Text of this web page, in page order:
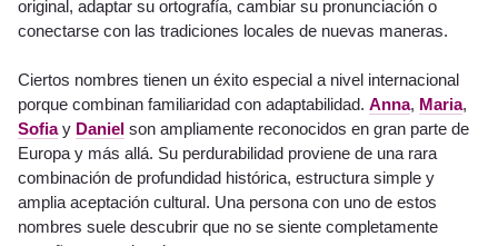
original, adaptar su ortografía, cambiar su pronunciación o
conectarse con las tradiciones locales de nuevas maneras.
Ciertos nombres tienen un éxito especial a nivel internacional
porque combinan familiaridad con adaptabilidad. Anna, Maria,
Sofiay Daniel son ampliamente reconocidos en gran parte de
Europa y más allá. Su perdurabilidad proviene de una rara
combinación de profundidad histórica, estructura simple y
amplia aceptación cultural. Una persona con uno de estos
nombres suele descubrir que no se siente completamente